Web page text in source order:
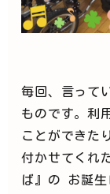
毎回、言って
ものです。利
ことができた
付かせてくれ
ば』の お誕生